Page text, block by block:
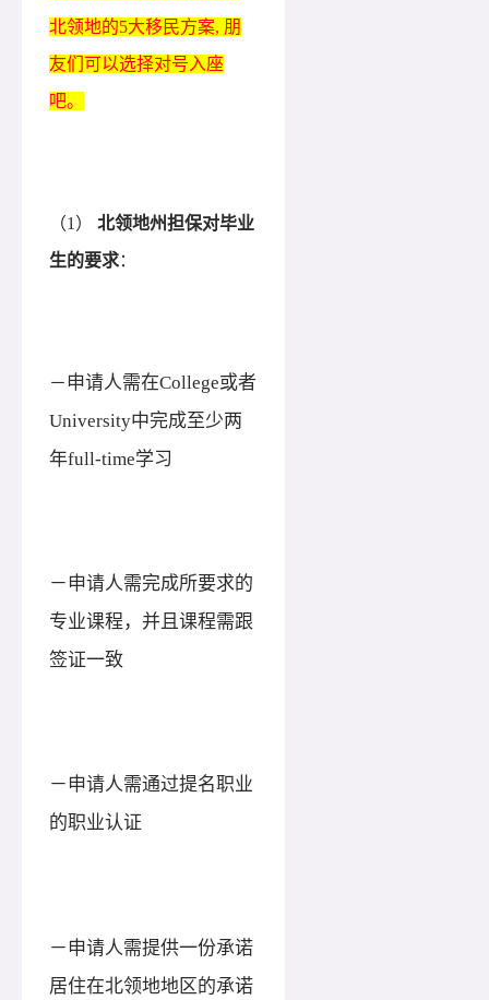
北领地的5大移民方案, 朋
友们可以选择对号入座
吧。
（1）
北领地州担保对毕业
生的要求：
－ 申请人需在College或者
University中完成至少两
年full-time学习
－申请人需完成所要求的
专业课程，并且课程需跟
签证一致
－申请人需通过提名职业
的职业认证
－申请人需提供一份承诺
居住在北领地地区的承诺